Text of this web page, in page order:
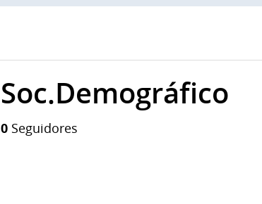
Soc.Demográfico
0 Seguidores